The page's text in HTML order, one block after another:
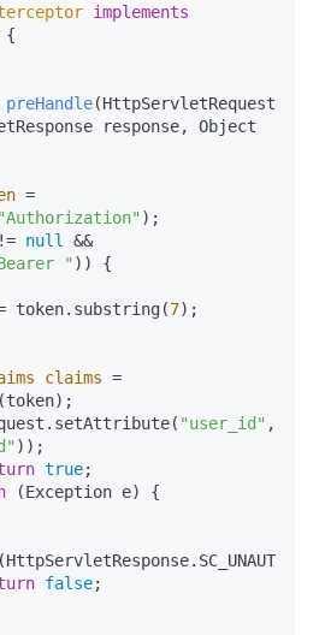
implements
{
preHandle(HttpServletRequest
response, Object
=
"Authorization" );
null
&&
" )) {
token = token.substring(
7);
claims =
request.setAttribute(
"user_id" ,
));
true;
(Exception e) {
false;